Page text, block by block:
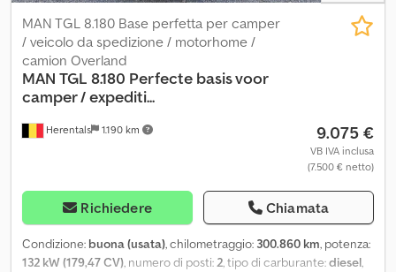
Herentals 1.190 km
MAN TGL 8.180 Base perfetta per camper
/ veicolo da spedizione / motorhome /
camion Overland
MAN TGL 8.180 Perfecte basis voor
camper / expediti...
9.075 €
VB IVA inclusa
(7.500 € netto)
Richiedere Chiamata
Condizione: buona (usata), chilometraggio: 300.860 km, potenza:
132 kW (179,47 CV), numero di posti:2, tipo di carburante:diesel,